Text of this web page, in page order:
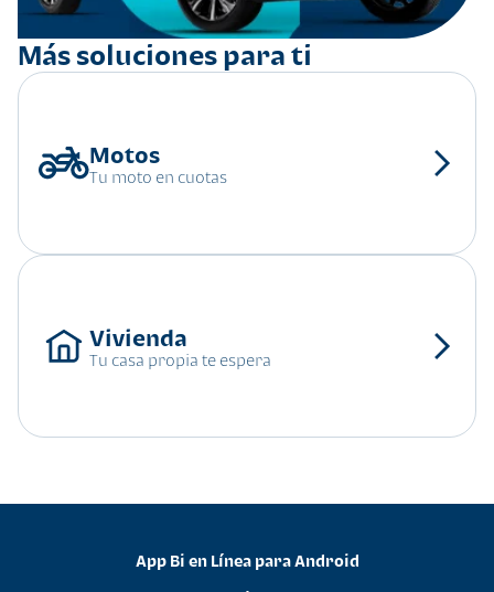
Más soluciones para ti
Tu moto en cuotas
Tu casa propia te espera
App Bi en Línea para Android